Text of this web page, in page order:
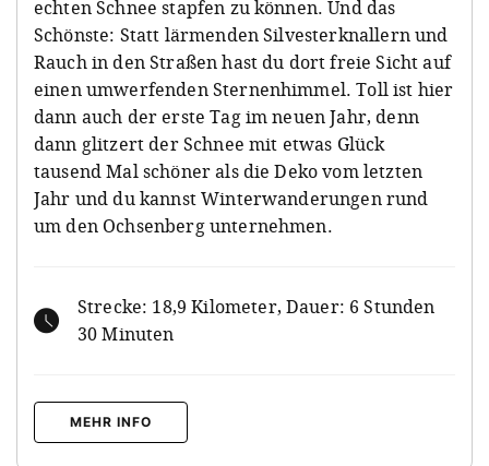
echten Schnee stapfen zu können. Und das
Schönste: Statt lärmenden Silvesterknallern und
Rauch in den Straßen hast du dort freie Sicht auf
einen umwerfenden Sternenhimmel. Toll ist hier
dann auch der erste Tag im neuen Jahr, denn
dann glitzert der Schnee mit etwas Glück
tausend Mal schöner als die Deko vom letzten
Jahr und du kannst Winterwanderungen rund
um den Ochsenberg unternehmen.
Strecke: 18,9 Kilometer, Dauer: 6 Stunden
30 Minuten
MEHR INFO